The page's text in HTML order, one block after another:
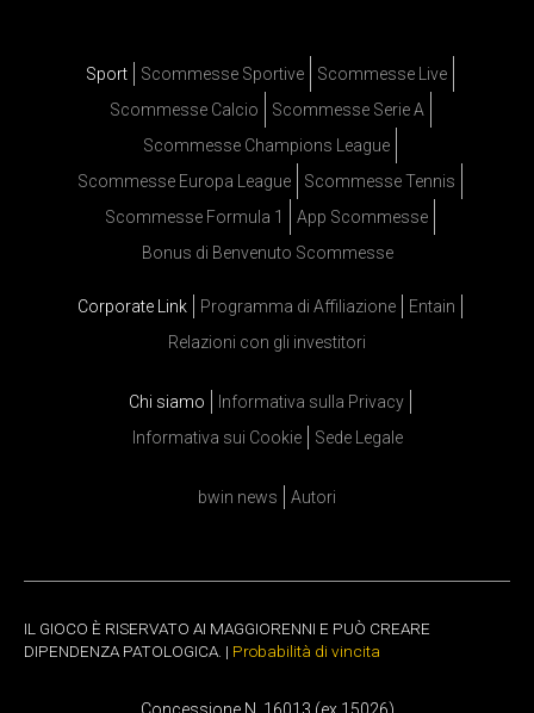
Sport Scommesse Sportive
Scommesse Live
Scommesse Calcio
Scommesse Serie A
Scommesse Champions League
Scommesse Europa League
Scommesse Tennis
Scommesse Formula 1
App Scommesse
Bonus di Benvenuto Scommesse
Corporate Link Programma di Affiliazione
Entain
Relazioni con gli investitori
Chi siamo
Informativa sulla Privacy
Informativa sui Cookie
Sede Legale
bwin news Autori
IL GIOCO È RISERVATO AI MAGGIORENNI E PUÒ CREARE
DIPENDENZA PATOLOGICA. | Probabilità di vincita